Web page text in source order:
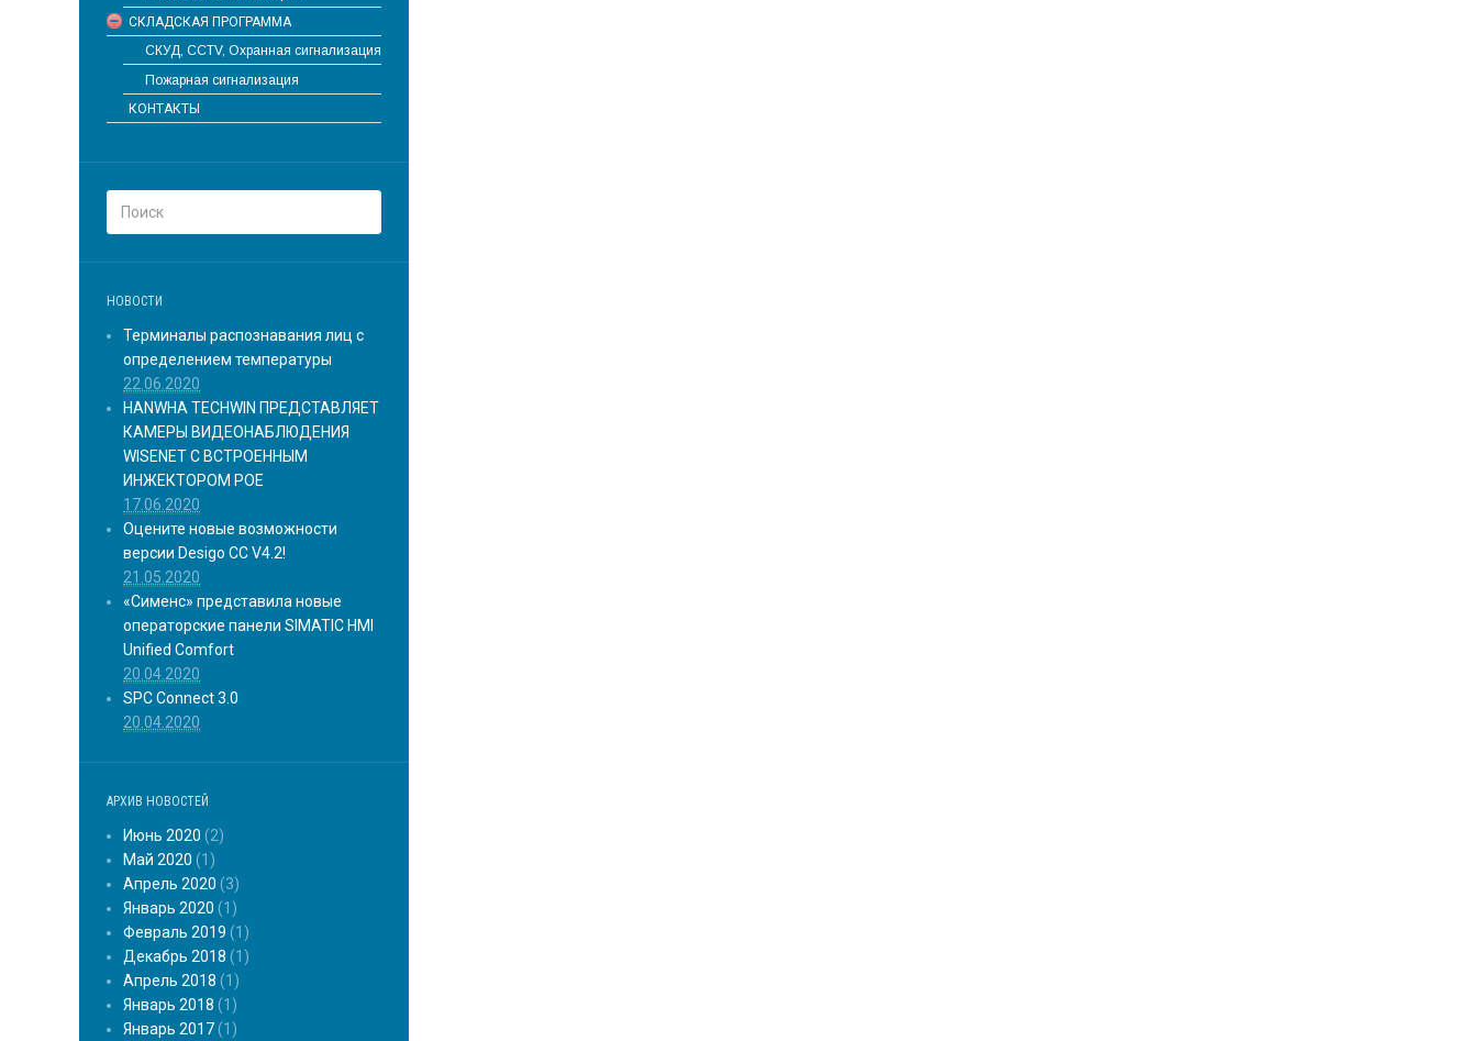
СКЛАДСКАЯ ПРОГРАММА
СКУД, CCTV, Охранная сигнализация
Пожарная сигнализация
КОНТАКТЫ
НОВОСТИ
Терминалы распознавания лиц с
определением температуры
22.06.2020
HANWHA TECHWIN ПРЕДСТАВЛЯЕТ
КАМЕРЫ ВИДЕОНАБЛЮДЕНИЯ
WISENET С ВСТРОЕННЫМ
ИНЖЕКТОРОМ POE
17.06.2020
Оцените новые возможности
версии Desigo CC V4.2!
21.05.2020
«Сименс» представила новые
операторские панели SIMATIC HMI
Unified Comfort
20.04.2020
SPC Connect 3.0
20.04.2020
АРХИВ НОВОСТЕЙ
Июнь 2020 (2)
Май 2020 (1)
Апрель 2020 (3)
Январь 2020 (1)
Февраль 2019 (1)
Декабрь 2018 (1)
Апрель 2018 (1)
Январь 2018 (1)
Январь 2017(1)